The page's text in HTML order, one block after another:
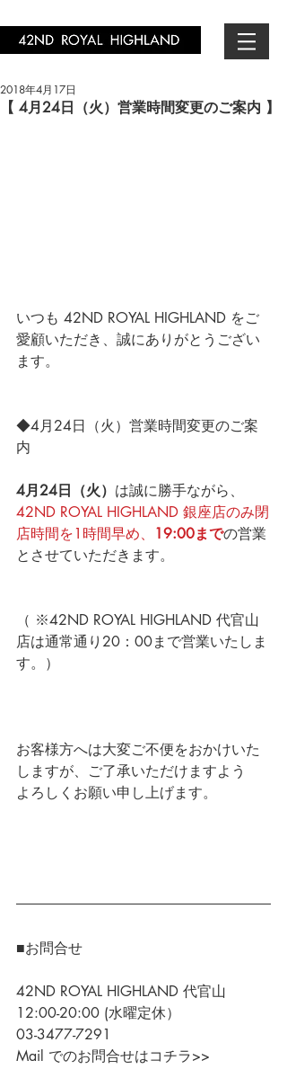
【 4月24日（火）営業時間変更のご案内 】
2018年4月17日
いつも 42ND ROYAL HIGHLAND をご
愛顧いただき、誠にありがとうござい
ます。
◆4月24日（火）営業時間変更のご案
内
4月24日（火） は誠に勝手ながら、
42ND ROYAL HIGHLAND 銀座店のみ閉
店時間を1時間早め、 19:00までの営業
とさせていただきます。
（ ※42ND ROYAL HIGHLAND 代官山
店は通常通り20：00まで営業いたしま
す。）
お客様方へは大変ご不便をおかけいた
しますが、ご了承いただけますよう
よろしくお願い申し上げます。
■お問合せ
42ND ROYAL HIGHLAND 代官山
12:00-20:00 (水曜定休）
03-3477-7291
Mail でのお問合せはコチラ>>